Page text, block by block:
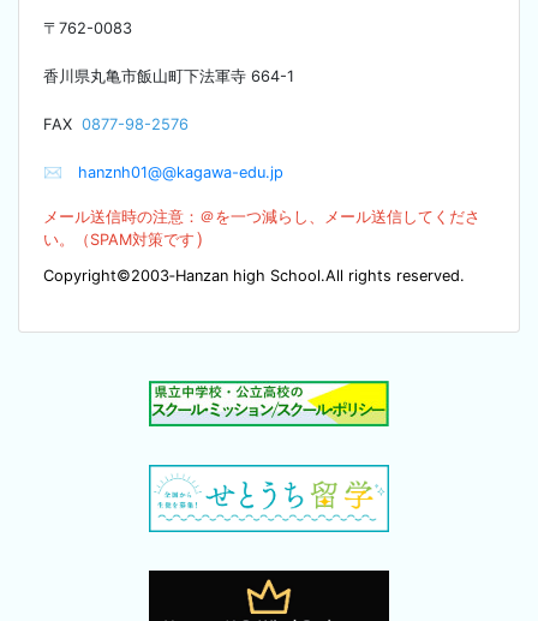
〒 762-0083
香川県丸亀市飯山町下法軍寺 664-1
FAX 0877-98-2576
✉ hanznh01@@kagawa-edu.jp
メール送信時の注意：＠を一つ減らし、メール送信してくださ
い。（SPAM対策です ）
Copyright©2003‐Hanzan high School.All rights reserved.